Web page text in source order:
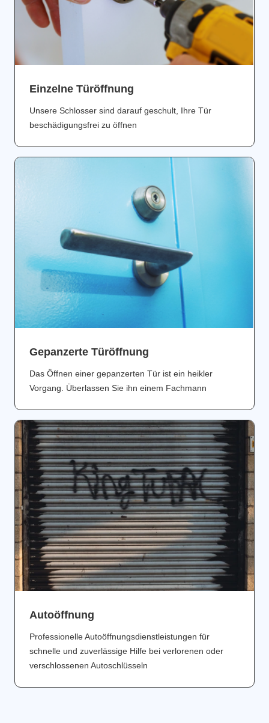
Einzelne Türöffnung
Unsere Schlosser sind darauf geschult, Ihre Tür
beschädigungsfrei zu öffnen
Gepanzerte Türöffnung
Das Öffnen einer gepanzerten Tür ist ein heikler
Vorgang. Überlassen Sie ihn einem Fachmann
Аutoöffnung
Professionelle Autoöffnungsdienstleistungen für
schnelle und zuverlässige Hilfe bei verlorenen oder
verschlossenen Autoschlüsseln